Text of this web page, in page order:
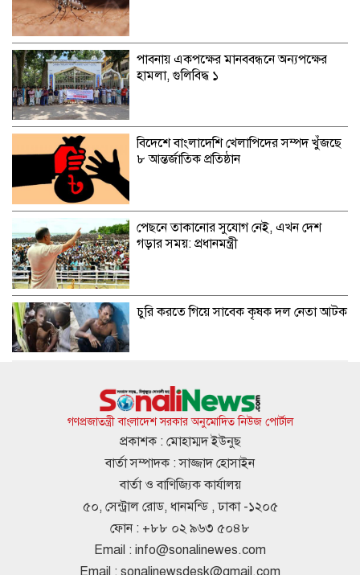
পাবনায় একপক্ষের মানববন্ধনে অন্যপক্ষের
হামলা, গুলিবিদ্ধ ১
বিদেশে বাংলাদেশি খেলাপিদের সম্পদ খুঁজছে
৮ আন্তর্জাতিক প্রতিষ্ঠান
পেছনে তাকানোর সুযোগ নেই, এখন দেশ
গড়ার সময়: প্রধানমন্ত্রী
চুরি করতে গিয়ে সাবেক কৃষক দল নেতা আটক
বিদেশ ভ্রমণের প্যাকেজ টাকায় বিক্রির সুযোগ
ট্যুর অপারেটরদের
পোশাকের কাঁচামাল আমদানিতে ৩০ শতাংশ
মূল্য সংযোজন শর্ত পুনর্বহালের দাবি
ইয়াবাসহ জুলাই যোদ্ধা আটক
গণপ্রজাতন্ত্রী বাংলাদেশ সরকার অনুমোদিত নিউজ পোর্টাল
প্রকাশক : মোহাম্মদ ইউনুছ
বার্তা সম্পাদক : সাজ্জাদ হোসাইন
বার্তা ও বাণিজ্যিক কার্যালয়
৫০, সেন্ট্রাল রোড, ধানমন্ডি , ঢাকা -১২০৫
ফোন : +৮৮ ০২ ৯৬৩ ৫০৪৮
Email : info@sonalinewes.com
Email : sonalinewsdesk@gmail.com